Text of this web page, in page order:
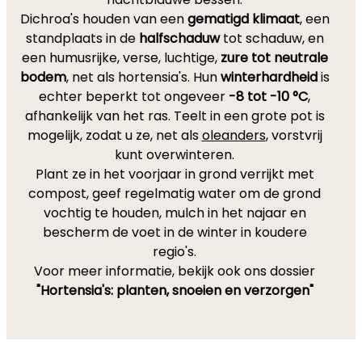
Dichroa's houden van eengematigd klimaat, een
standplaats in de halfschaduwtot schaduw, en
een humusrijke, verse, luchtige, zure tot neutrale
bodem, net als hortensia's. Hunwinterhardheidis
echter beperkt tot ongeveer -8 tot -10 °C,
afhankelijk van het ras. Teelt in een grote pot is
mogelijk, zodat u ze, net alsoleanders, vorstvrij
kunt overwinteren.
Plant ze in het voorjaar in grond verrijkt met
compost, geef regelmatig water om de grond
vochtig te houden, mulch in het najaar en
bescherm de voet in de winter in koudere
regio's.
Voor meer informatie, bekijk ook ons dossier
"Hortensia's: planten, snoeien en verzorgen"